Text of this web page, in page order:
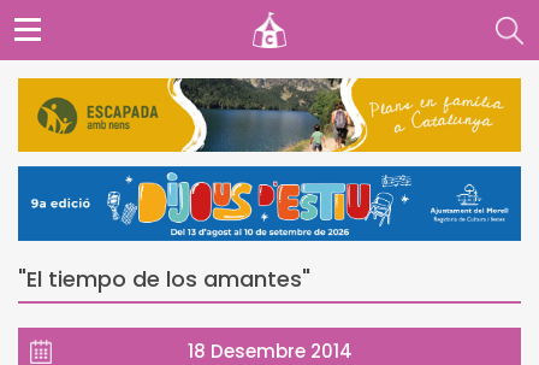
"El tiempo de los amantes"
18 Desembre 2014